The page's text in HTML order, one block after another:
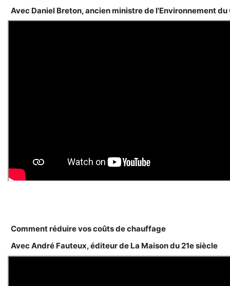
Avec Daniel Breton, ancien ministre de l'Environnement
Comment réduire vos coûts de chauffage
Avec André Fauteux, éditeur de La Maison du 21e siècle